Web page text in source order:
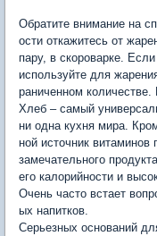
Обратите внимание на
ости откажитесь от
пару, в скороварке.
используйте для
раниченном
Хлеб – самый
ни одна кухня мира.
ной источник витаминов
замечательного
его калорийности и
Очень часто встает
ых напитков.
Серьезных оснований